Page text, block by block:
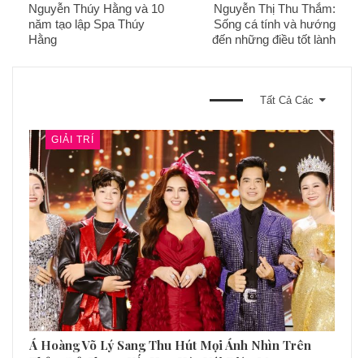
Nguyễn Thúy Hằng và 10
năm tạo lập Spa Thúy
Hằng
Nguyễn Thị Thu Thắm:
Sống cá tính và hướng
đến những điều tốt lành
Tất Cả Các
GIẢI TRÍ
Á Hoàng Võ Lý Sang Thu Hút Mọi Ánh Nhìn Trên